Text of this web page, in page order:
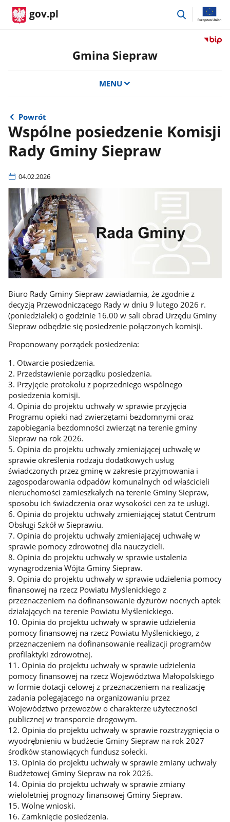
gov.pl
przejdź
Przejdź
Gmina Siepraw
MENU
Powrót
Wspólne posiedzenie Komisji
Rady Gminy Siepraw
04.02.2026
Biuro Rady Gminy Siepraw zawiadamia, że zgodnie z
decyzją Przewodniczącego Rady w dniu 9 lutego 2026 r.
(poniedziałek) o godzinie 16.00 w sali obrad Urzędu Gminy
Siepraw odbędzie się posiedzenie połączonych komisji.
Proponowany porządek posiedzenia:
1. Otwarcie posiedzenia.
2. Przedstawienie porządku posiedzenia.
3. Przyjęcie protokołu z poprzedniego wspólnego
posiedzenia komisji.
4. Opinia do projektu uchwały w sprawie przyjęcia
Programu opieki nad zwierzętami bezdomnymi oraz
zapobiegania bezdomności zwierząt na terenie gminy
Siepraw na rok 2026.
5. Opinia do projektu uchwały zmieniającej uchwałę w
sprawie określenia rodzaju dodatkowych usług
świadczonych przez gminę w zakresie przyjmowania i
zagospodarowania odpadów komunalnych od właścicieli
nieruchomości zamieszkałych na terenie Gminy Siepraw,
sposobu ich świadczenia oraz wysokości cen za te usługi.
6. Opinia do projektu uchwały zmieniającej statut Centrum
Obsługi Szkół w Sieprawiu.
7. Opinia do projektu uchwały zmieniającej uchwałę w
sprawie pomocy zdrowotnej dla nauczycieli.
8. Opinia do projektu uchwały w sprawie ustalenia
wynagrodzenia Wójta Gminy Siepraw.
9. Opinia do projektu uchwały w sprawie udzielenia pomocy
finansowej na rzecz Powiatu Myślenickiego z
przeznaczeniem na dofinansowanie dyżurów nocnych aptek
działających na terenie Powiatu Myślenickiego.
10. Opinia do projektu uchwały w sprawie udzielenia
pomocy finansowej na rzecz Powiatu Myślenickiego, z
przeznaczeniem na dofinansowanie realizacji programów
profilaktyki zdrowotnej.
11. Opinia do projektu uchwały w sprawie udzielenia
pomocy finansowej na rzecz Województwa Małopolskiego
w formie dotacji celowej z przeznaczeniem na realizację
zadania polegającego na organizowaniu przez
Województwo przewozów o charakterze użyteczności
publicznej w transporcie drogowym.
12. Opinia do projektu uchwały w sprawie rozstrzygnięcia o
wyodrębnieniu w budżecie Gminy Siepraw na rok 2027
środków stanowiących fundusz sołecki.
13. Opinia do projektu uchwały w sprawie zmiany uchwały
Budżetowej Gminy Siepraw na rok 2026.
14. Opinia do projektu uchwały w sprawie zmiany
wieloletniej prognozy finansowej Gminy Siepraw.
15. Wolne wnioski.
16. Zamknięcie posiedzenia.